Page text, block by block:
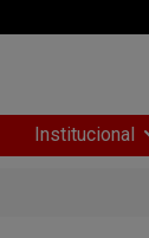
Institucional